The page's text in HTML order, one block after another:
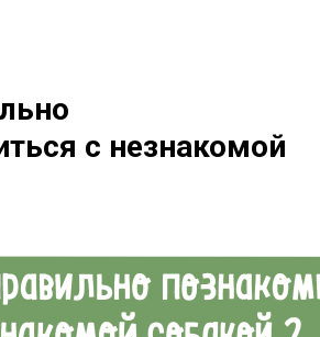
с незнакомой